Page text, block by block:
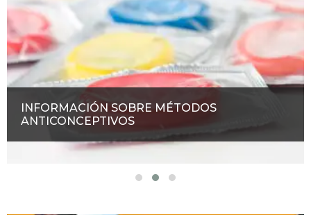
INFORMACIÓN SOBRE MÉTODOS
ANTICONCEPTIVOS